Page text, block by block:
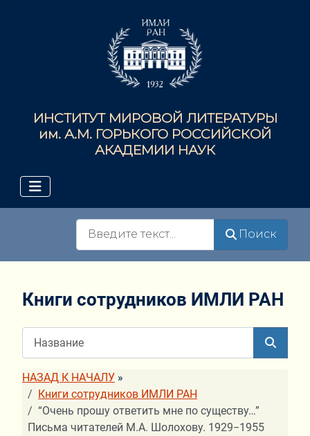
ИНСТИТУТ МИРОВОЙ ЛИТЕРАТУРЫ
им. А.М. ГОРЬКОГО РОССИЙСКОЙ
АКАДЕМИИ НАУК
Поиск
Книги сотрудников ИМЛИ РАН
НАЗАД К НАЧАЛУ »
Книги сотрудников ИМЛИ РАН
“Очень прошу ответить мне по существу…”
Письма читателей М.А. Шолохову. 1929−1955